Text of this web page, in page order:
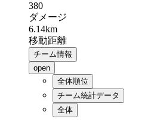
380
ダメージ
6.14km
移動距離
チーム情報
open
全体順位
チーム統計データ
全体